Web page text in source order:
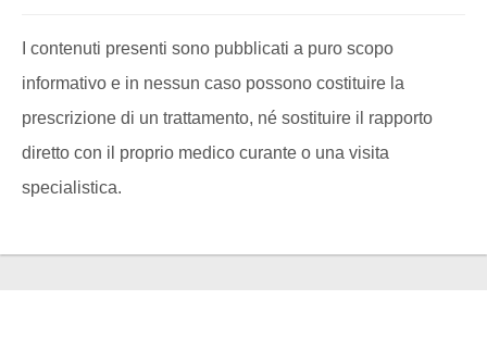
I contenuti presenti sono pubblicati a puro scopo
informativo e in nessun caso possono costituire la
prescrizione di un trattamento, né sostituire il rapporto
diretto con il proprio medico curante o una visita
specialistica.